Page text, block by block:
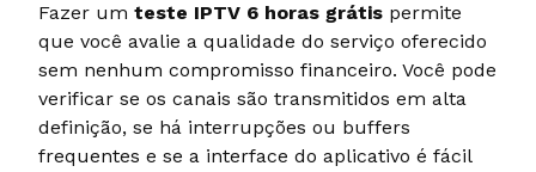
Fazer um teste IPTV 6 horas grátis permite
que você avalie a qualidade do serviço oferecido
sem nenhum compromisso financeiro. Você pode
verificar se os canais são transmitidos em alta
definição, se há interrupções ou buffers
frequentes e se a interface do aplicativo é fácil